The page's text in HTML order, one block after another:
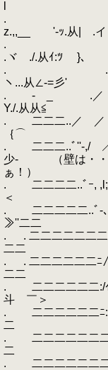
. ／ ,..
z.,,__ '‐ｯ.从| .イ
. ／ ／,
.ヾ ./.从ｲ:ﾂ }、
. .／ ／'''／
ヽ...从∠-=彡'
. - _ .／ ／
Y./.从从≦
. 二二二..／ ／ ／
｛⌒
. 二二二..ﾞ''-,/ ／
少- （壁は・・・
ぁ！）
. 二二二二..ﾞｰ,
＜
. 二二二二二..ﾞ
≫''二二
. . 二二二二二
二二
. . 二二二二二二ﾆ
二二
. 二二二二二二:/ｲ
斗 ￣＞
. 二二二二二二
二
. 二二二二二二
二
. 二二二二二二二